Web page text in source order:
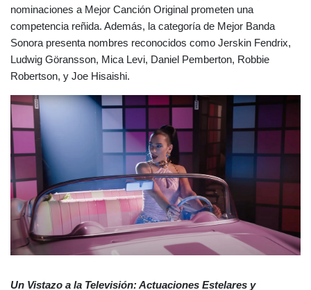
nominaciones a Mejor Canción Original prometen una
competencia reñida. Además, la categoría de Mejor Banda
Sonora presenta nombres reconocidos como Jerskin Fendrix,
Ludwig Göransson, Mica Levi, Daniel Pemberton, Robbie
Robertson, y Joe Hisaishi.
Un Vistazo a la Televisión: Actuaciones Estelares y